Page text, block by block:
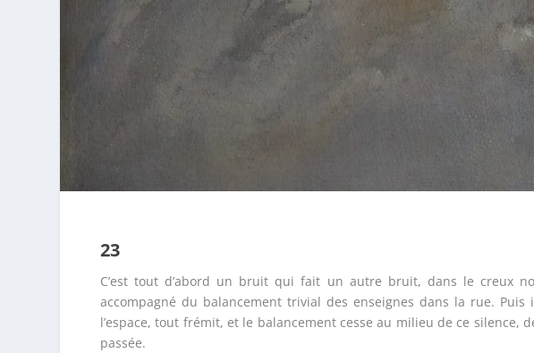
23
C’est tout d’abord un bruit qui fait un autre bruit, dans le creux
accompagné du balancement trivial des enseignes dans la rue.
l’espace, tout frémit, et le balancement cesse au milieu de ce silence,
passée.